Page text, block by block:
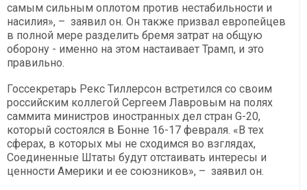
самым сильным оплотом против нестабильности и
насилия», – заявил он. Он также призвал европейцев
в полной мере разделить бремя затрат на общую
оборону - именно на этом настаивает Трамп, и это
правильно.
Госсекретарь Рекс Тиллерсон встретился со своим
российским коллегой Сергеем Лавровым на полях
саммита министров иностранных дел стран G-20,
который состоялся в Бонне 16-17 февраля. «В тех
сферах, в которых мы не сходимся во взглядах,
Соединенные Штаты будут отстаивать интересы и
ценности Америки и ее союзников», – заявил он.